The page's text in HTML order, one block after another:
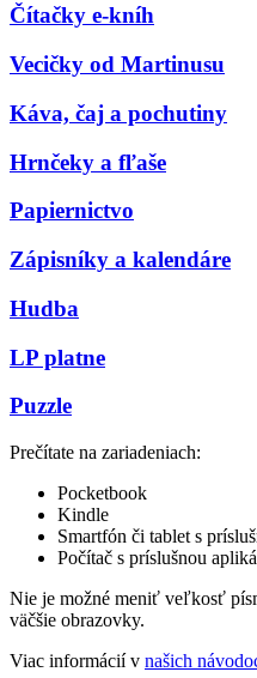
Čítačky e-kníh
Vecičky od Martinusu
Káva, čaj a pochutiny
Hrnčeky a fľaše
Papiernictvo
Zápisníky a kalendáre
Hudba
LP platne
Puzzle
Prečítate na zariadeniach:
Pocketbook
Kindle
Smartfón či tablet s
Počítač s príslušnou
Nie je možné meniť veľkosť
väčšie obrazovky.
Viac informácií v našich